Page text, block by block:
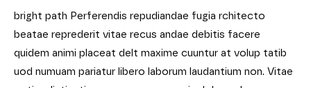
bright path Perferendis repudiandae fugia rchitecto
beatae reprederit vitae recus andae debitis facere
quidem animi placeat delt maxime cuuntur at volup tatib
uod numuam pariatur libero laborum laudantium non. Vitae